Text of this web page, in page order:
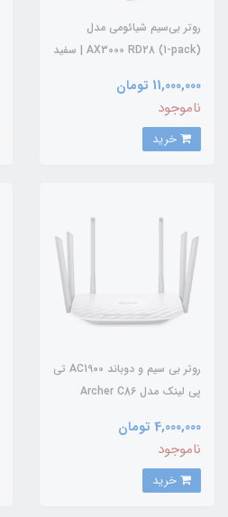
روتر بی‌سیم شیائومی مدل
AX3000 RD28 (1-pack) | سفید
11,000,000 تومان
ناموجود
روتر بی سیم و دوباند AC1900 تی
پی لینک مدل Archer C86
4,000,000 تومان
ناموجود